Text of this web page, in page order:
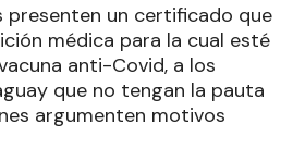
presenten un certificado que
médica para la cual esté
anti-Covid, a los
que no tengan la pauta
argumenten motivos